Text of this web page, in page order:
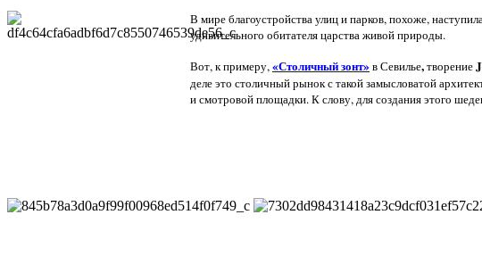
В мире благоустройства улиц и парков, похоже,
удивительного обитателя царства живой природы.
Вот, к примеру,«Столичный зонт» в Севилье,творение
деле это столичный рынок с такой замысловатой
и смотровой площадки. К слову, для создания этого